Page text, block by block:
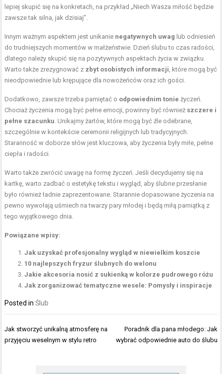
lepiej skupić się na konkretach, na przykład „Niech Wasza miłość będzie
zawsze tak silna, jak dzisiaj”.
Innym ważnym aspektem jest unikanie negatywnych uwag lub odniesień
do trudniejszych momentów w małżeństwie. Dzień ślubu to czas radości,
dlatego należy skupić się na pozytywnych aspektach życia w związku.
Warto także zrezygnować z zbyt osobistych informacji , które mogą być
nieodpowiednie lub krępujące dla nowożeńców oraz ich gości.
Dodatkowo, zawsze trzeba pamiętać o odpowiednim tonie życzeń.
Chociaż życzenia mogą być pełne emocji, powinny być również szczere i
pełne szacunku . Unikajmy żartów, które mogą być źle odebrane,
szczególnie w kontekście ceremonii religijnych lub tradycyjnych.
Staranność w doborze słów jest kluczowa, aby życzenia były miłe, pełne
ciepła i radości.
Warto także zwrócić uwagę na formę życzeń. Jeśli decydujemy się na
kartkę, warto zadbać o estetykę tekstu i wygląd, aby ślubne przesłanie
było również ładnie zaprezentowane. Starannie dopasowane życzenia na
pewno wywołają uśmiech na twarzy pary młodej i będą miłą pamiątką z
tego wyjątkowego dnia.
Powiązane wpisy:
Jak uzyskać profesjonalny wygląd w niewielkim koszcie
10 najlepszych fryzur ślubnych do welonu
Jakie akcesoria nosić z sukienką w kolorze pudrowego różu
Jak zorganizować tematyczne wesele: Pomysły i inspiracje
Posted inŚlub
Nawigacja
wpisu
Jak stworzyć unikalną atmosferę na
przyjęciu weselnym w stylu retro
Poradnik dla pana młodego: Jak
wybrać odpowiednie auto do ślubu